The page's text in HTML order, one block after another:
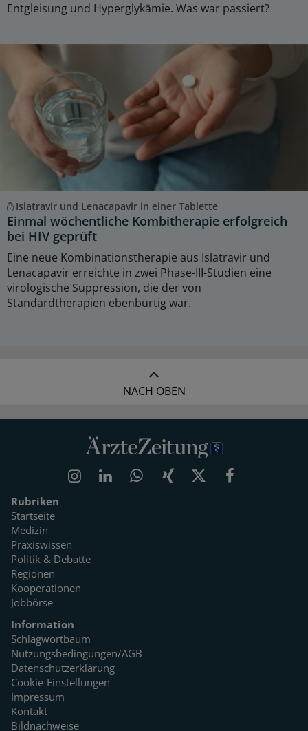
Entgleisung und Hyperglykämie. Was war passiert?
Islatravir und Lenacapavir in einer Tablette
Einmal wöchentliche Kombitherapie erfolgreich
bei HIV geprüft
Eine neue Kombinationstherapie aus Islatravir und
Lenacapavir erreichte in zwei Phase-III-Studien eine
virologische Suppression, die der von
Standardtherapien ebenbürtig war.
NACH OBEN
Rubriken
Startseite
Medizin
Praxiswissen
Politik & Debatte
Regionen
Kooperationen
Jobbörse
Information
Schlagwortbaum
Nutzungsbedingungen/AGB
Datenschutzerklärung
Cookie-Einstellungen
Impressum
Kontakt
Bildnachweise